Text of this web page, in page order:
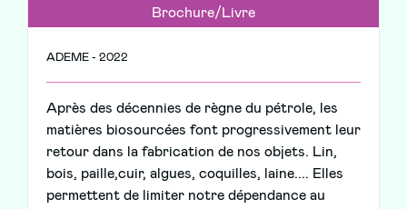
Brochure/Livre
ADEME - 2022
Après des décennies de règne du pétrole, les
matières biosourcées font progressivement leur
retour dans la fabrication de nos objets. Lin,
bois, paille,cuir, algues, coquilles, laine.... Elles
permettent de limiter notre dépendance au